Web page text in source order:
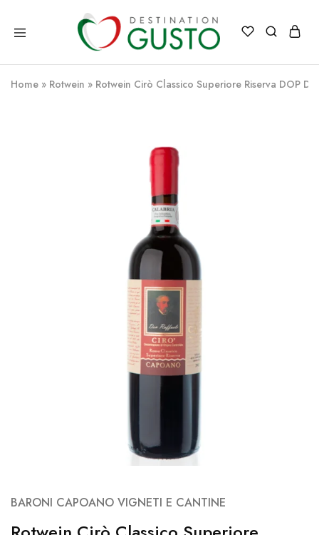
Destination
Gusto
Italienische
Exzellenz
–
100%
Home » Rotwein » Rotwein Cirò Classico Superiore Riserva DOP
BARONI CAPOANO VIGNETI E CANTINE